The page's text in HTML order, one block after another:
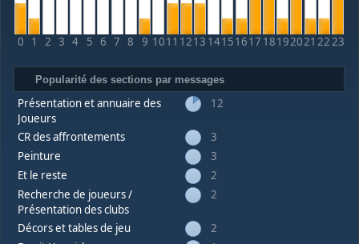
0 1 2 3 4 5 6 7 8 9 1011 1213 14151617 18192021 2223
Popularité des sections par messages
Présentation et annuaire des
Joueurs
12
CR des affrontements
3
Peinture
3
Et le reste
2
Recherche de joueurs /
Présentation des clubs
2
Décors et tables de jeu
2